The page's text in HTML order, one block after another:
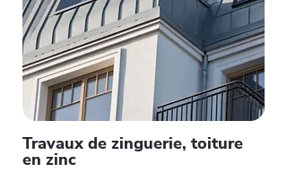
Travaux de zinguerie, toiture
en zinc